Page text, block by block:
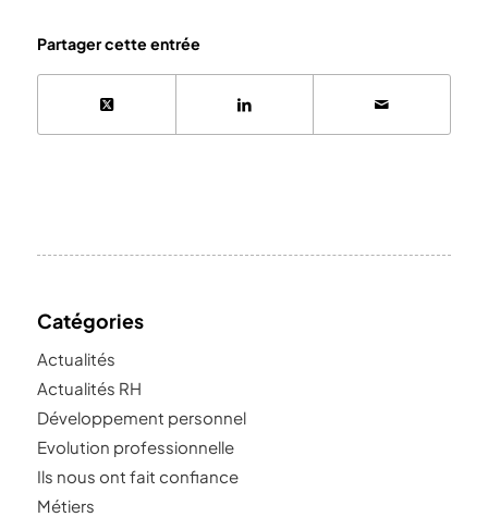
Partager cette entrée
Catégories
Actualités
Actualités RH
Développement personnel
Evolution professionnelle
Ils nous ont fait confiance
Métiers